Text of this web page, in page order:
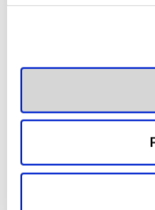
en el botón
visitar nuestra
Catedrático de
Decano del Consejo
abnegación,
olvidado de sí
un hombre recto y